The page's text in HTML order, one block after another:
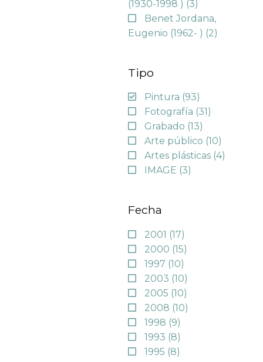
(1930-1998 ) (3)
Benet Jordana,
Eugenio (1962- ) (2)
Tipo
Pintura (93)
Fotografía (31)
Grabado (13)
Arte público (10)
Artes plásticas (4)
IMAGE (3)
Fecha
2001 (17)
2000 (15)
1997 (10)
2003 (10)
2005 (10)
2008 (10)
1998 (9)
1993 (8)
1995 (8)